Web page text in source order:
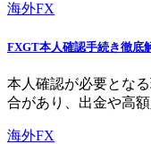
海外FX
FXGT本人確認手続き徹底
本人確認が必要とな
合があり、出金や高
海外FX